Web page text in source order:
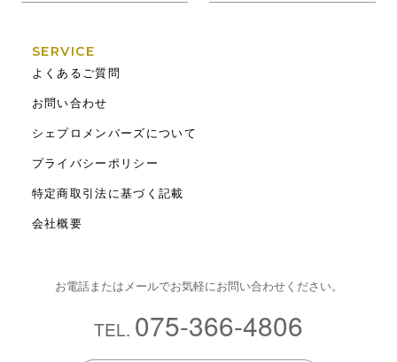
SERVICE
よくあるご質問
お問い合わせ
シェプロメンバーズについて
プライバシーポリシー
特定商取引法に基づく記載
会社概要
お電話またはメールでお気軽にお問い合わせください。
TEL. 075-366-4806